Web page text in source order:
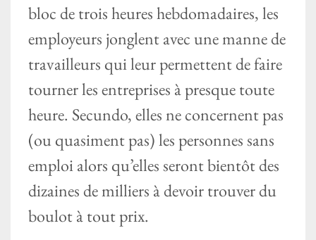
bloc de trois heures hebdomadaires, les
employeurs jonglent avec une manne de
travailleurs qui leur permettent de faire
tourner les entreprises à presque toute
heure. Secundo, elles ne concernent pas
(ou quasiment pas) les personnes sans
emploi alors qu’elles seront bientôt des
dizaines de milliers à devoir trouver du
boulot à tout prix.